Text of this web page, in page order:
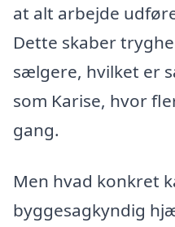
at alt arbejde
Dette skaber
sælgere, hvilket er
som Karise, hvor
gang.
Men hvad konkret
byggesagkyndig